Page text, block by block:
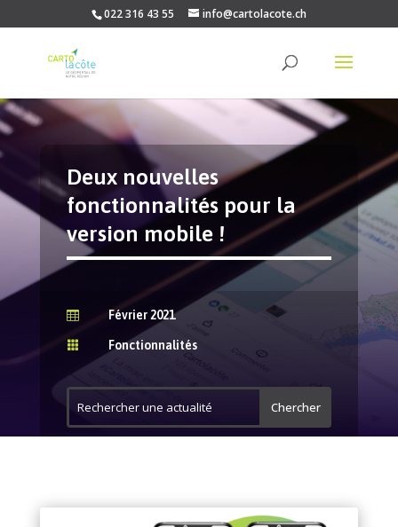
022 316 43 55 info@cartolacote.ch
Deux nouvelles
fonctionnalités pour la
version mobile !
 Février 2021
 Fonctionnalités